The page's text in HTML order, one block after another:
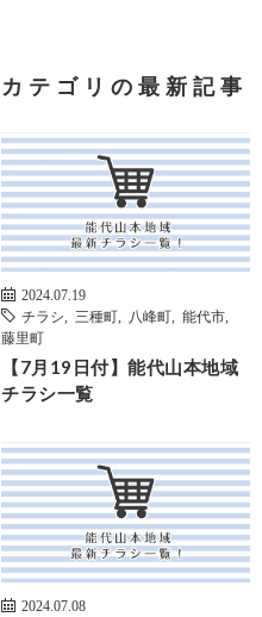
カテゴリの最新記事
2024.07.19
チラシ
三種町 八峰町 能代市
藤里町
【7月19日付】能代山本地域
チラシ一覧
2024.07.08